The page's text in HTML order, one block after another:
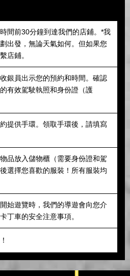
間前30分鐘到達我們的店鋪。*我
出發，無論天氣如何。但如果您
店鋪。
銀員出示您的預約和時間。確認
有效駕駛執照和身份證（護
提供手環。領取手環後，請填寫
品放入儲物櫃（需要身份證和駕
選擇您喜歡的服裝！所有服裝均
始遊覽時，我們的導遊會向您介
丁車的安全注意事項。